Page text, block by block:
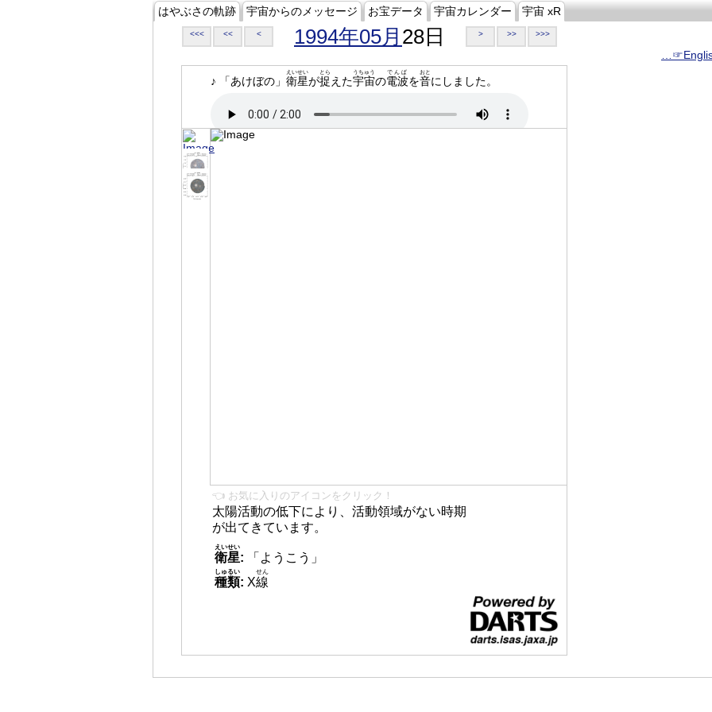
はやぶさの軌跡 宇宙からのメッセージ お宝データ 宇宙カレンダー 宇宙 xR
<<< << < 1994年05月 28日 > >> >>>
♪ 「あけぼの」 衛星
えいせい
が捉
とら
えた宇宙
うちゅう
の電波
でんぱ
を音
おと
にしました。
👈 お気に入りのアイコンをクリック！
太陽活動の低下により、活動領域がない時期
が出てきています。
衛星
えいせい
:
「ようこう」
種類
しゅるい
: X線
せん